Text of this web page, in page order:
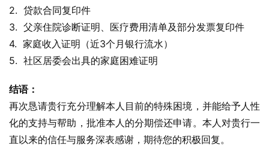
2.  贷款合同复印件
3.  父亲住院诊断证明、医疗费用清单及部分发票复印件
4.  家庭收入证明（近3个月银行流水）
5.  社区居委会出具的家庭困难证明
结语：
再次恳请贵行充分理解本人目前的特殊困境，并能给予人性
化的支持与帮助，批准本人的分期偿还申请。本人对贵行一
直以来的信任与服务深表感谢，期待您的积极回复。